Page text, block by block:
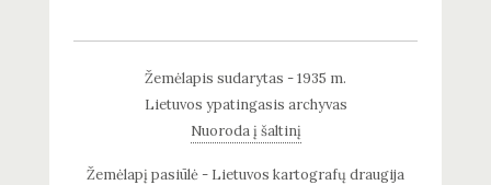
Žemėlapis sudarytas - 1935 m.
Lietuvos ypatingasis archyvas
Nuoroda į šaltinį
Žemėlapį pasiūlė - Lietuvos kartografų draugija